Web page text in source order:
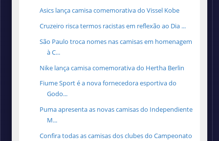
Asics lança camisa comemorativa do Vissel Kobe
Cruzeiro risca termos racistas em reflexão ao Dia ...
São Paulo troca nomes nas camisas em homenagem
à C...
Nike lança camisa comemorativa do Hertha Berlin
Fiume Sport é a nova fornecedora esportiva do
Godo...
Puma apresenta as novas camisas do Independiente
M...
Confira todas as camisas dos clubes do Campeonato